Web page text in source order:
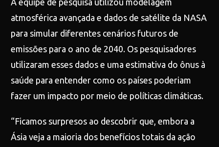
A equipe de pesquisa utilizou modelagem
atmosférica avançada e dados de satélite da NASA
para simular diferentes cenários futuros de
emissões para o ano de 2040. Os pesquisadores
utilizaram esses dados e uma estimativa do ônus à
saúde para entender como os países poderiam
fazer um impacto por meio de políticas climáticas.
“Ficamos surpresos ao descobrir que, embora a
Ásia veja a maioria dos benefícios totais da ação